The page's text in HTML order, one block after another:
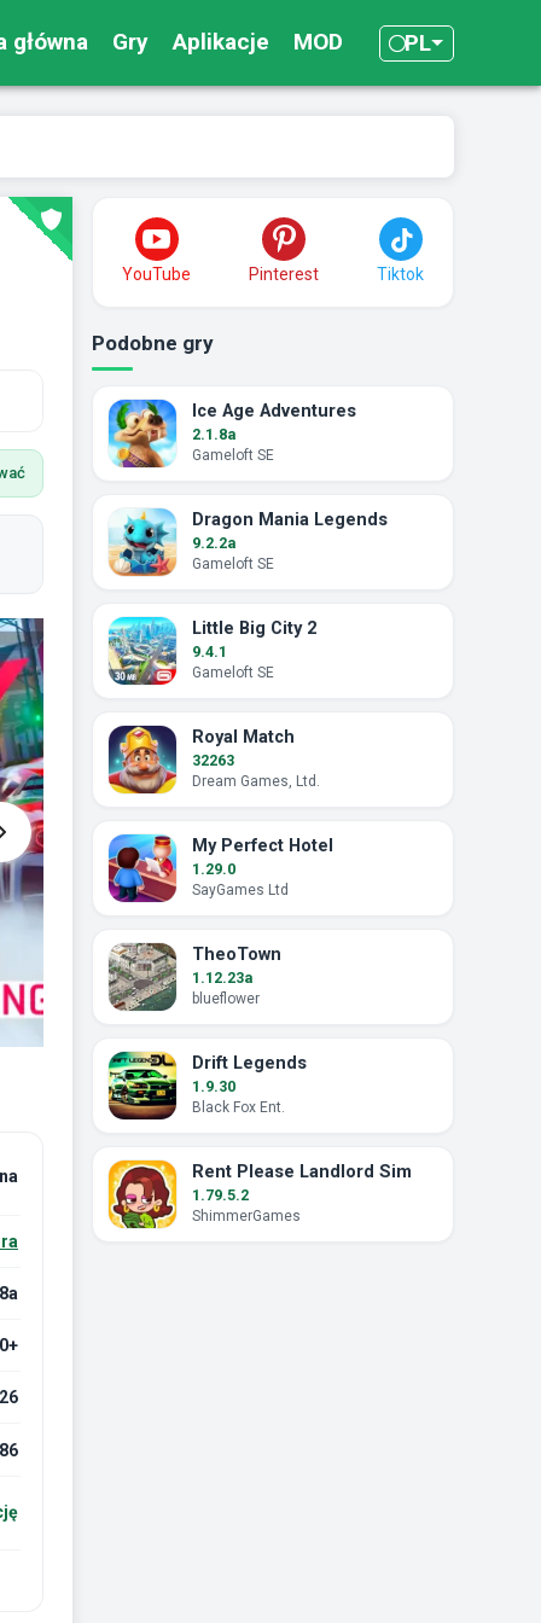
główna Gry Aplikacje MOD PL
YouTube Pinterest Tiktok
Podobne gry
Ice Age Adventures
2.1.8a
Gameloft SE
Dragon Mania Legends
9.2.2a
Gameloft SE
Little Big City 2
9.4.1
Gameloft SE
Royal Match
32263
Dream Games, Ltd.
My Perfect Hotel
1.29.0
SayGames Ltd
TheoTown
1.12.23a
blueflower
Drift Legends
1.9.30
Black Fox Ent.
Rent Please Landlord Sim
1.79.5.2
ShimmerGames